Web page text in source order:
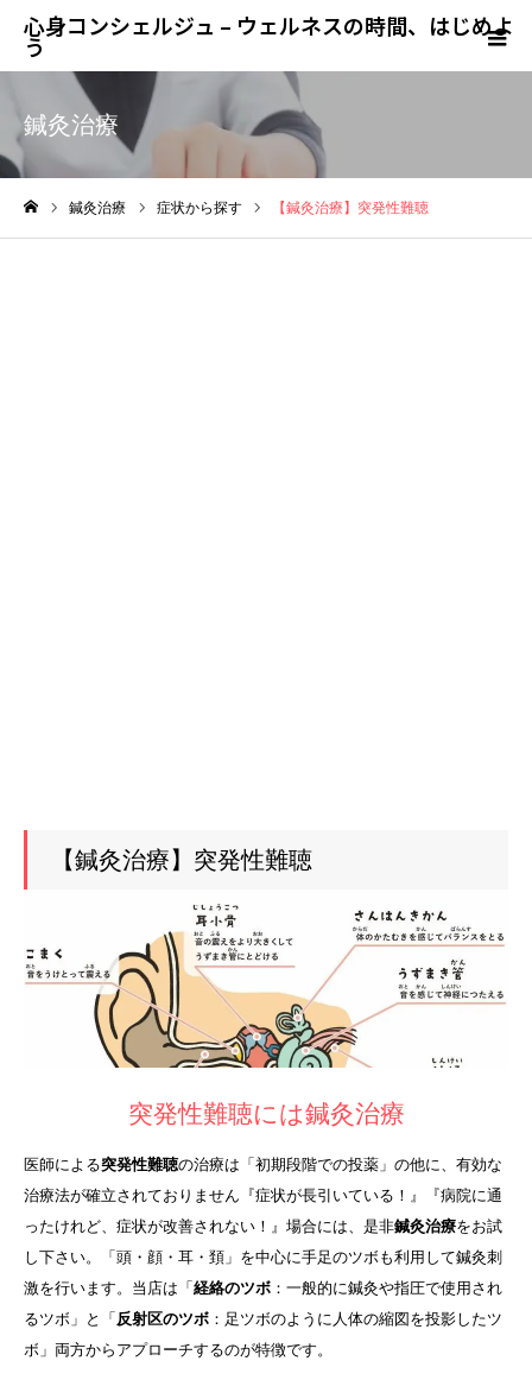
心身コンシェルジュ – ウェルネスの時間、はじめよ
う
鍼灸治療
鍼灸治療 症状から探す 【鍼灸治療】突発性難聴
【鍼灸治療】突発性難聴
突発性難聴には鍼灸治療
医師による突発性難聴の治療は「初期段階での投薬」の他に、有効な
治療法が確立されておりません『症状が長引いている！』『病院に通
ったけれど、症状が改善されない！』場合には、是非鍼灸治療をお試
し下さい。「頭・顔・耳・頚」を中心に手足のツボも利用して鍼灸刺
激を行います。当店は「 経絡のツボ ：一般的に鍼灸や指圧で使用され
るツボ」と「 反射区のツボ ：足ツボのように人体の縮図を投影したツ
ボ」両方からアプローチするのが特徴です。